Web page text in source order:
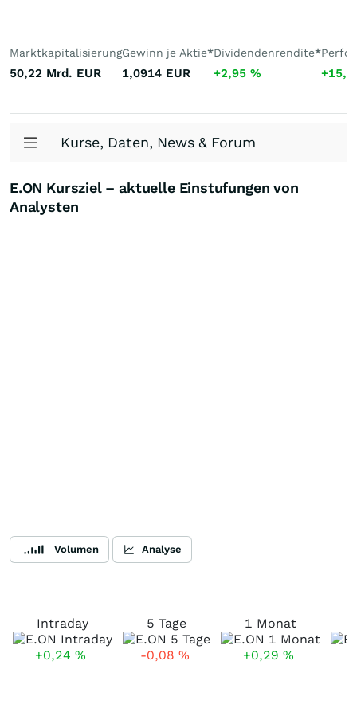
Marktkapitalisierung
50,22 Mrd. EUR
Gewinn je Aktie*
1,0914 EUR
Dividendenrendite*
+2,95 %
Kurse, Daten, News & Forum
E.ON Kursziel – aktuelle Einstufungen von
Analysten
Volumen Analyse
Intraday
+0,24 %
5 Tage
-0,08 %
1 Monat
+0,29 %